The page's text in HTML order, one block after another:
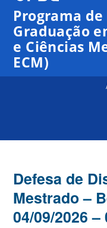
Programa de
Graduação
e Ciências
ECM)
Defesa de
Mestrado –
04/09/2026